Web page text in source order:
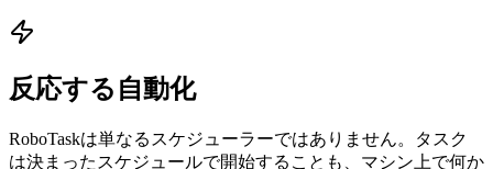
反応する自動化
RoboTaskは単なるスケジューラーではありません。タスク
は決まったスケジュールで開始することも、マシン上で何か